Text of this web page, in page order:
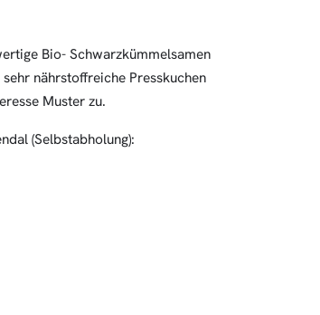
Bio- Schwarzkümmelsamen
nährstoffreiche Presskuchen
Muster zu.
(Selbstabholung):